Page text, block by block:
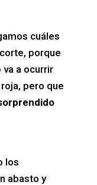
cuáles
porque
a ocurrir
pero que
los
abasto y